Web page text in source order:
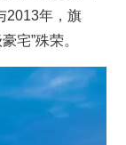
2013年，旗
宅”殊荣。